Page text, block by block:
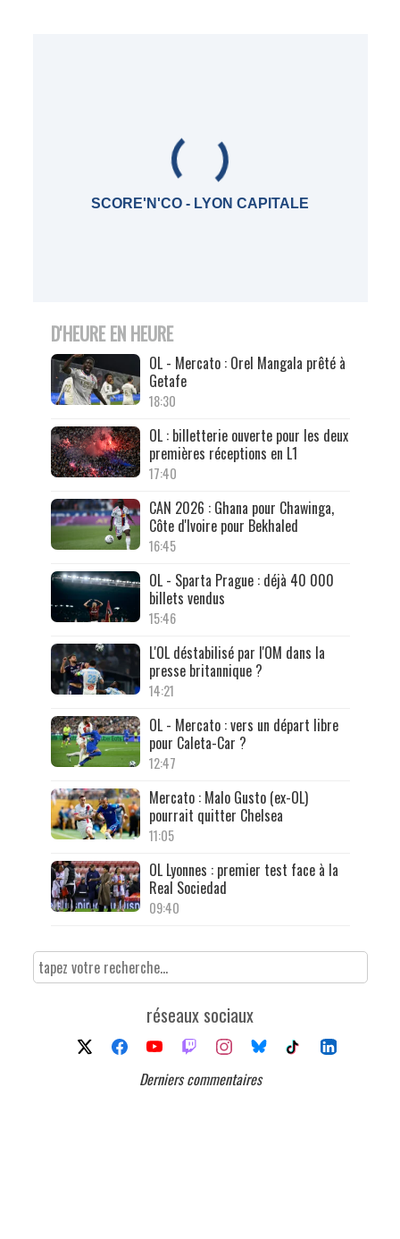
SCORE'N'CO - LYON CAPITALE
D'HEURE EN HEURE
OL - Mercato : Orel Mangala prêté à
Getafe
18:30
OL : billetterie ouverte pour les deux
premières réceptions en L1
17:40
CAN 2026 : Ghana pour Chawinga,
Côte d'Ivoire pour Bekhaled
16:45
OL - Sparta Prague : déjà 40 000
billets vendus
15:46
L'OL déstabilisé par l'OM dans la
presse britannique ?
14:21
OL - Mercato : vers un départ libre
pour Caleta-Car ?
12:47
Mercato : Malo Gusto (ex-OL)
pourrait quitter Chelsea
11:05
OL Lyonnes : premier test face à la
Real Sociedad
09:40
réseaux sociaux
Derniers commentaires